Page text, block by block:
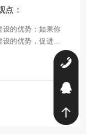
点才能把整个项
效果外更需要注
点：
的优势：如果你
的优势，促进新
件的新网站业务与
配。例如，一个域